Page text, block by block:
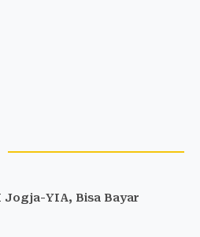
Jogja-YIA, Bisa Bayar